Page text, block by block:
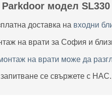
модел
доставка на входни
на врати за София и
на врати може да
се свържете с НАС.